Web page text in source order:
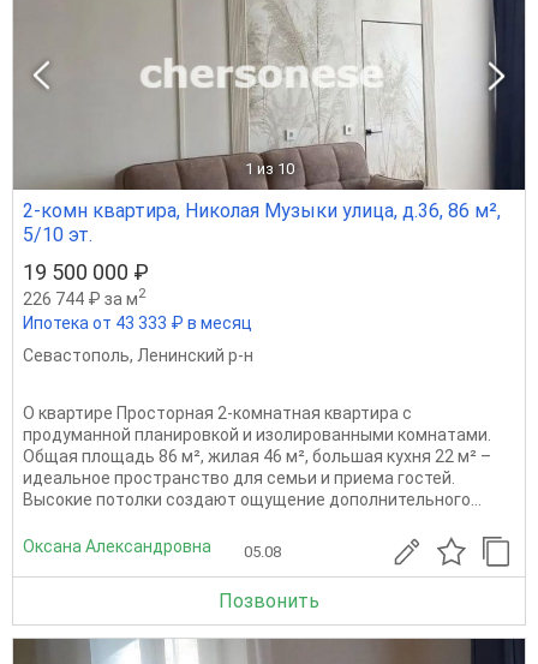
1 из 10
2-комн квартира, Николая Музыки улица, д.36, 86 м²,
5/10 эт.
19 500 000 ₽
226 744 ₽ за м2
Ипотека от 43 333 ₽ в месяц
Севастополь, Ленинский р-н
О квартире Просторная 2-комнатная квартира с
продуманной планировкой и изолированными комнатами.
Общая площадь 86 м², жилая 46 м², большая кухня 22 м² –
идеальное пространство для семьи и приема гостей.
Высокие потолки создают ощущение дополнительного...
Оксана Александровна 05.08
Позвонить